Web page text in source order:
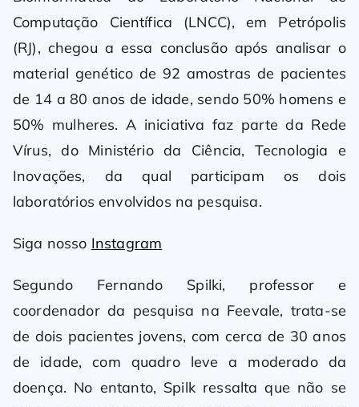
Computação Científica (LNCC), em Petrópolis
(RJ), chegou a essa conclusão após analisar o
material genético de 92 amostras de pacientes
de 14 a 80 anos de idade, sendo 50% homens e
50% mulheres. A iniciativa faz parte da Rede
Vírus, do Ministério da Ciência, Tecnologia e
Inovações, da qual participam os dois
laboratórios envolvidos na pesquisa.
Siga nosso Instagram
Segundo Fernando Spilki, professor e
coordenador da pesquisa na Feevale, trata-se
de dois pacientes jovens, com cerca de 30 anos
de idade, com quadro leve a moderado da
doença. No entanto, Spilk ressalta que não se